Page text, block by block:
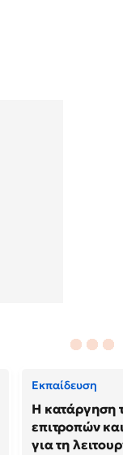
Εκπαίδευση
Η κατάργηση
επιτροπών
για τη